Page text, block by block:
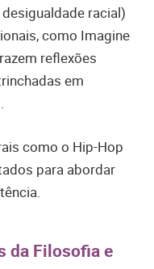
racial)
como Imagine
reflexões
em
como o Hip-Hop
para abordar
da Filosofia e